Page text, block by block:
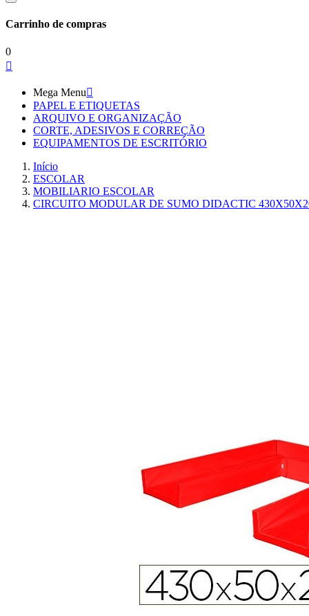
Carrinho de compras
0

Mega Menu
PAPEL E ETIQUETAS
ARQUIVO E ORGANIZAÇÃO
CORTE, ADESIVOS E CORREÇÃO
EQUIPAMENTOS DE ESCRITÓRIO
Início
ESCOLAR
MOBILIARIO ESCOLAR
CIRCUITO MODULAR DE SUMO DIDACTIC